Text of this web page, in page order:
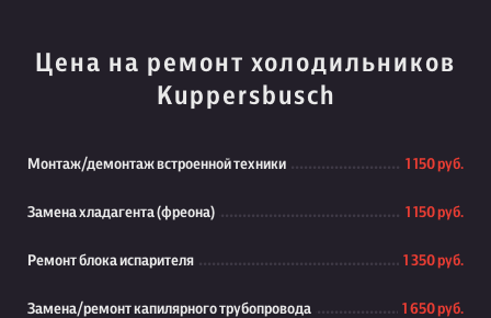
Цена на ремонт холодильников
Kuppersbusch
Монтаж/демонтаж встроенной техники 1 150 руб.
Замена хладагента (фреона) 1 150 руб.
Ремонт блока испарителя 1 350 руб.
Замена/ремонт капилярного трубопровода 1 650 руб.